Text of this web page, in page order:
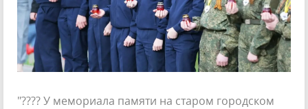
"???? У мемориала памяти на старом городском